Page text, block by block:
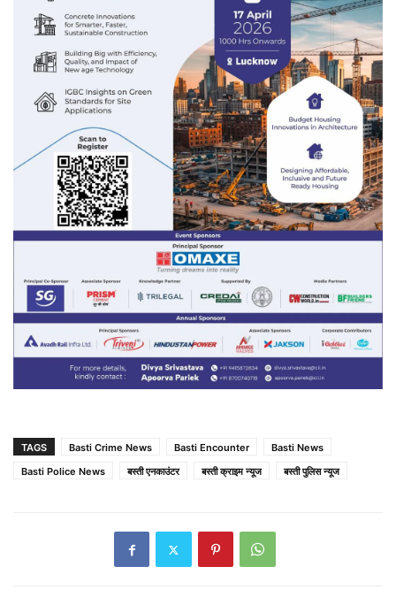
TAGS Basti Crime News Basti Encounter
Basti News
Basti Police News
बस्ती एनकाउंटर बस्ती क्राइम न्यूज बस्ती पुलिस न्यूज